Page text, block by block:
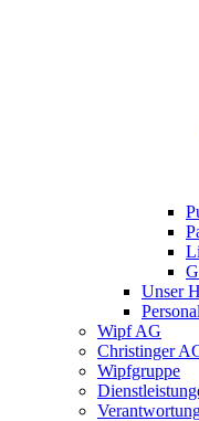
Unser
Wipf AG
Christinger
Wipfgruppe